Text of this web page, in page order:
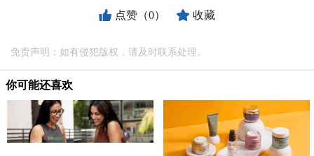
点赞（0） 收藏
免责声明：如有侵犯版权，请及时联系处理。
你可能还喜欢